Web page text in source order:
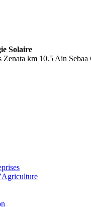
Solaire
km 10.5 Ain Sebaa